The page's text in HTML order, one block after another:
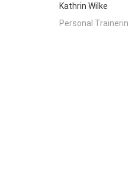
Kathrin Wilke
Personal Trainerin